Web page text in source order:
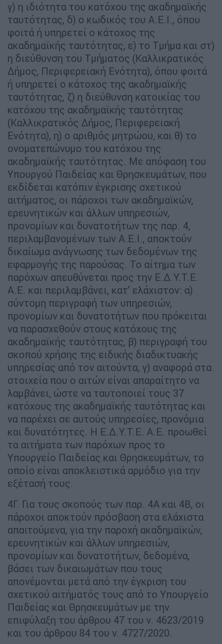
γ) η ιδιότητα του κατόχου της ακαδημαϊκής
ταυτότητας, δ) ο κωδικός του Α.Ε.Ι., όπου
φοιτά ή υπηρετεί ο κάτοχος της
ακαδημαϊκής ταυτότητας, ε) το Τμήμα και στ)
η διεύθυνση του Τμήματος (Καλλικρατικός
Δήμος, Περιφερειακή Ενότητα), όπου φοιτά
ή υπηρετεί ο κάτοχος της ακαδημαϊκής
ταυτότητας, ζ) η διεύθυνση κατοικίας του
κατόχου της ακαδημαϊκής ταυτότητας
(Καλλικρατικός Δήμος, Περιφερειακή
Ενότητα), η) ο αριθμός μητρώου, και θ) το
ονοματεπώνυμο του κατόχου της
ακαδημαϊκής ταυτότητας. Με απόφαση του
Υπουργού Παιδείας και Θρησκευμάτων, που
εκδίδεται κατόπιν έγκρισης σχετικού
αιτήματος, οι πάροχοι των ακαδημαϊκών,
ερευνητικών και άλλων υπηρεσιών,
προνομίων και δυνατοτήτων της παρ. 4,
περιλαμβανομένων των Α.Ε.Ι., αποκτούν
δικαίωμα ανάγνωσης των δεδομένων της
εφαρμογής της παρούσας. Το αίτημα των
παρόχων απευθύνεται προς την Ε.Δ.Υ.Τ.Ε.
Α.Ε. και περιλαμβάνει, κατ’ ελάχιστον: α)
σύντομη περιγραφή των υπηρεσιών,
προνομίων και δυνατοτήτων που πρόκειται
να παρασχεθούν στους κατόχους της
ακαδημαϊκής ταυτότητας, β) περιγραφή του
σκοπού χρήσης της ειδικής διαδικτυακής
υπηρεσίας από τον αιτούντα, γ) αναφορά στα
στοιχεία που ο αιτών είναι απαραίτητο να
λαμβάνει, ώστε να ταυτοποιεί τους 37
κατόχους της ακαδημαϊκής ταυτότητας και
να παρέχει σε αυτούς υπηρεσίες, προνόμια
και δυνατότητες. Η Ε.Δ.Υ.Τ.Ε. Α.Ε. προωθεί
τα αιτήματα των παρόχων προς το
Υπουργείο Παιδείας και Θρησκευμάτων, το
οποίο είναι αποκλειστικά αρμόδιο για την
εξέτασή τους.
4Γ. Για τους σκοπούς των παρ. 4Α και 4Β, οι
πάροχοι αποκτούν πρόσβαση στα ελάχιστα
απαιτούμενα, για την παροχή ακαδημαϊκών,
ερευνητικών και άλλων υπηρεσιών,
προνομίων και δυνατοτήτων, δεδομένα,
βάσει των δικαιωμάτων που τους
απονέμονται μετά από την έγκριση του
σχετικού αιτήματός τους από το Υπουργείο
Παιδείας και Θρησκευμάτων με την
επιφύλαξη του άρθρου 47 του ν. 4623/2019
και του άρθρου 84 του ν. 4727/2020.